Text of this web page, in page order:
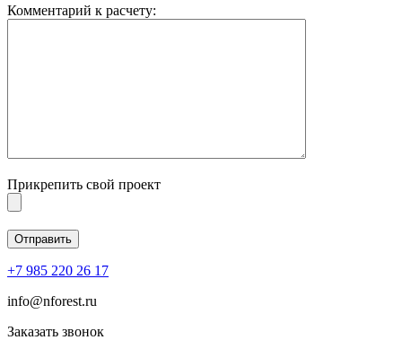
Комментарий к расчету:
Прикрепить свой проект
+7 985 220 26 17
info@nforest.ru
Заказать звонок